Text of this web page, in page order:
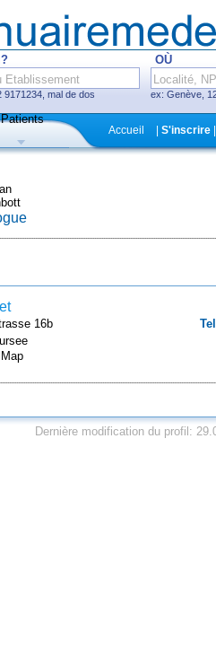
9171234, mal de dos
OÙ
ex: Genève,
Hôpitaux, cliniques
de rendez-vous en ligne
Accueil S'inscrire|
16b
Dernière modification du profil: